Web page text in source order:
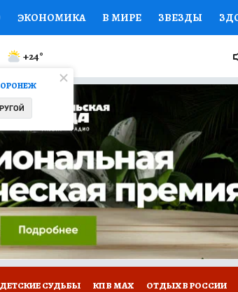
ЭКОНОМИКА В МИРЕ ЗВЕЗДЫ
НАЦИОНАЛЬНЫЕ ПРОЕКТЫ
Я ЗНАЮ СЕМЬЯ ЖЕНСКИЕ СЕКРЕТЫ
СПЕЦПРОЕКТЫ ДЕФИЦИТ
КОНКУРСЫ РАБОТА У НАС ГИД
+24°
СУДЬБЫ КП В МАХ ОТДЫХ В РОССИИ